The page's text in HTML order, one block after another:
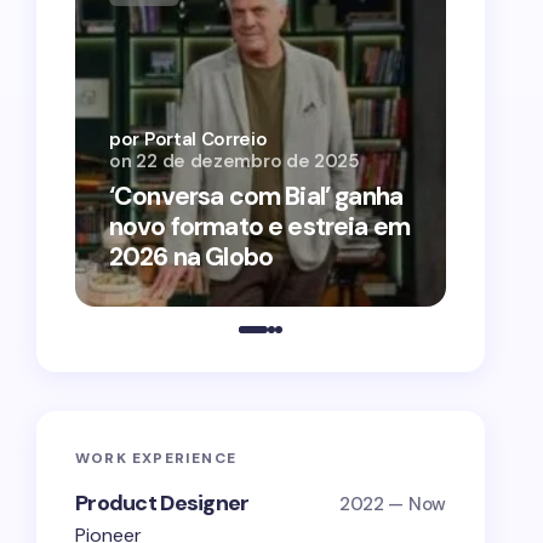
‘Conversa com Bial’ ganha
novo formato e estreia em
2026 na Globo
por Portal Correio
on 22 de dezembro de 2025
WORK EXPERIENCE
Product Designer 2022 — Now
Pioneer